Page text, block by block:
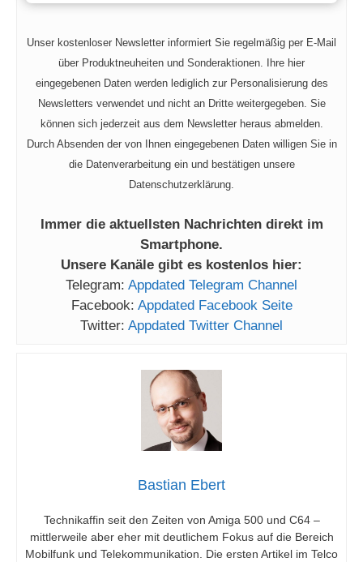
Unser kostenloser Newsletter informiert Sie regelmäßig per E-Mail
über Produktneuheiten und Sonderaktionen. Ihre hier
eingegebenen Daten werden lediglich zur Personalisierung des
Newsletters verwendet und nicht an Dritte weitergegeben. Sie
können sich jederzeit aus dem Newsletter heraus abmelden.
Durch Absenden der von Ihnen eingegebenen Daten willigen Sie in
die Datenverarbeitung ein und bestätigen unsere
Datenschutzerklärung.
Immer die aktuellsten Nachrichten direkt im
Smartphone.
Unsere Kanäle gibt es kostenlos hier:
Telegram: Appdated Telegram Channel
Facebook: Appdated Facebook Seite
Twitter: Appdated Twitter Channel
Bastian Ebert
Technikaffin seit den Zeiten von Amiga 500 und C64 –
mittlerweile aber eher mit deutlichem Fokus auf die Bereich
Mobilfunk und Telekommunikation. Die ersten Artikel im Telco